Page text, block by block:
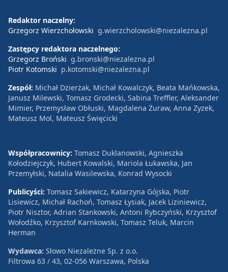
Redaktor naczelny:
Grzegorz Wierzchołowski g.wierzcholowski@niezalezna.pl
Zastępcy redaktora naczelnego:
Grzegorz Broński g.bronski@niezalezna.pl
Piotr Kotomski p.kotomski@niezalezna.pl
Zespół: Michał Dzierżak, Michał Kowalczyk, Beata Mańkowska,
Janusz Milewski, Tomasz Grodecki, Sabina Treffler, Aleksander
Mimier, Przemysław Obłuski, Magdalena Żuraw, Anna Zyzek,
Mateusz Mol, Mateusz Święcicki
Współpracownicy: Tomasz Duklanowski, Agnieszka
Kołodziejczyk, Hubert Kowalski, Mariola Łukawska, Jan
Przemyłski, Natalia Wasilewska, Konrad Wysocki
Publicyści: Tomasz Sakiewicz, Katarzyna Gójska, Piotr
Lisiewicz, Michał Rachoń, Tomasz Łysiak, Jacek Liziniewicz,
Piotr Nisztor, Adrian Stankowski, Antoni Rybczyński, Krzysztof
Wołodźko, Krzysztof Karnkowski, Tomasz Teluk, Marcin
Herman
Wydawca: Słowo Niezależne Sp. z o.o.
Filtrowa 63 / 43, 02-056 Warszawa, Polska